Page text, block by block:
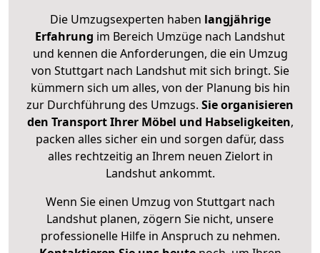
Die Umzugsexperten haben langjährige
Erfahrung im Bereich Umzüge nach Landshut
und kennen die Anforderungen, die ein Umzug
von Stuttgart nach Landshut mit sich bringt. Sie
kümmern sich um alles, von der Planung bis hin
zur Durchführung des Umzugs. Sie organisieren
den Transport Ihrer Möbel und Habseligkeiten,
packen alles sicher ein und sorgen dafür, dass
alles rechtzeitig an Ihrem neuen Zielort in
Landshut ankommt.
Wenn Sie einen Umzug von Stuttgart nach
Landshut planen, zögern Sie nicht, unsere
professionelle Hilfe in Anspruch zu nehmen.